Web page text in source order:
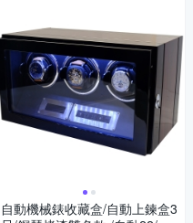
自動機械錶收藏盒/自動上鍊盒3